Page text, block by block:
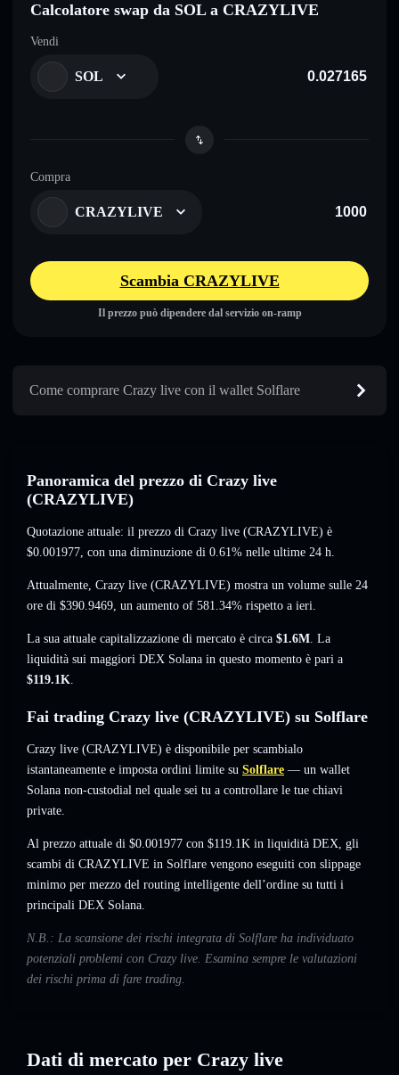
Calcolatore swap da SOL a CRAZYLIVE
Vendi
SOL
Compra
CRAZYLIVE
Scambia CRAZYLIVE
Il prezzo può dipendere dal servizio on-ramp
Come comprare Crazy live con il wallet Solflare
Panoramica del prezzo di Crazy live
(CRAZYLIVE)
Quotazione attuale: il prezzo di Crazy live (CRAZYLIVE) è
$0.001977, con una diminuzione di 0.61% nelle ultime 24 h.
Attualmente, Crazy live (CRAZYLIVE) mostra un volume sulle 24
ore di $390.9469, un aumento of 581.34% rispetto a ieri.
La sua attuale capitalizzazione di mercato è circa $1.6M. La
liquidità sui maggiori DEX Solana in questo momento è pari a
$119.1K.
Fai trading Crazy live (CRAZYLIVE) su Solflare
Crazy live (CRAZYLIVE) è disponibile per scambialo
istantaneamente e imposta ordini limite su Solflare — un wallet
Solana non-custodial nel quale sei tu a controllare le tue chiavi
private.
Al prezzo attuale di $0.001977 con $119.1K in liquidità DEX, gli
scambi di CRAZYLIVE in Solflare vengono eseguiti con slippage
minimo per mezzo del routing intelligente dell’ordine su tutti i
principali DEX Solana.
N.B.: La scansione dei rischi integrata di Solflare ha individuato
potenziali problemi con Crazy live. Esamina sempre le valutazioni
dei rischi prima di fare trading.
Dati di mercato per Crazy live